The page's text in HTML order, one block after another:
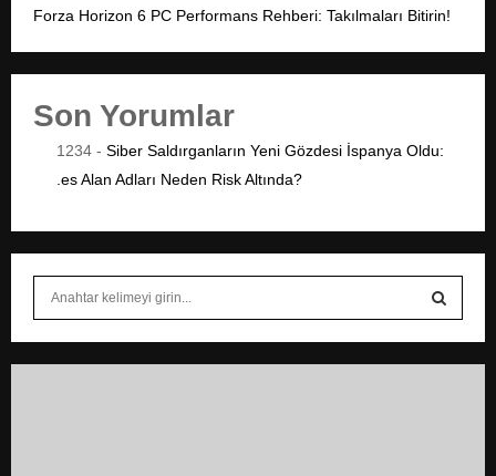
Forza Horizon 6 PC Performans Rehberi: Takılmaları Bitirin!
Son Yorumlar
1234 - Siber Saldırganların Yeni Gözdesi İspanya Oldu:
.es Alan Adları Neden Risk Altında?
S